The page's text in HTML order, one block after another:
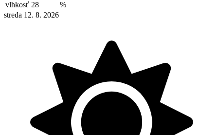
vlhkosť 28
%
streda 12. 8. 2026